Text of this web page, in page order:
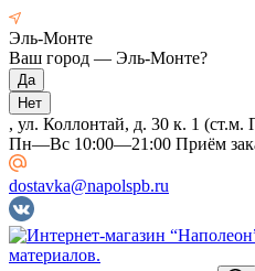
Эль-Монте
Ваш город — Эль-Монте?
, ул. Коллонтай, д. 30 к. 1
Пн—Вс 10:00—21:00 Приём
dostavka@napolspb.ru